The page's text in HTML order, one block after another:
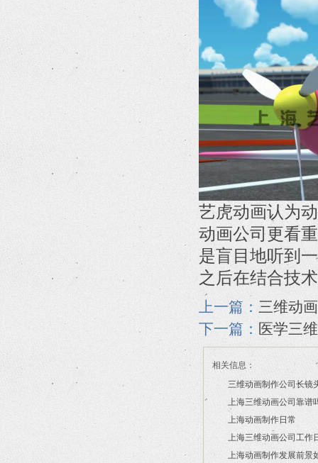
艺虎动画认为
动画公司更看
是盲目地听到
之后在结合技
上一篇： 三维动
下一篇： 医学三
相关信息：
三维动画制作公司长镜
2026/07/21
上海三维动画公司靠谱
2026/03/16
上海动画制作日常
2026/03/12
上海三维动画公司工作
2026/02/28
上海动画制作发展前景